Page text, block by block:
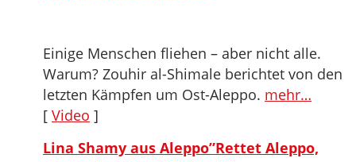
Einige Menschen fliehen – aber nicht alle.
Warum? Zouhir al-Shimale berichtet von den
letzten Kämpfen um Ost-Aleppo. mehr…
[ Video ]
Lina Shamy aus Aleppo”Rettet Aleppo,